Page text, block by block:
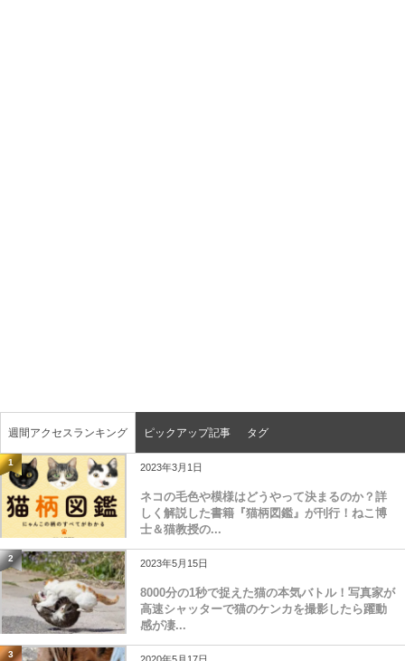
週間アクセスランキング ピックアップ記事 タグ
ネコの毛色や模様はどうやって決まるのか？詳
しく解説した書籍『猫柄図鑑』が刊行！ねこ博
士＆猫教授の...
2
8000分の1秒で捉えた猫の本気バトル！写真家が
高速シャッターで猫のケンカを撮影したら躍動
感が凄...
3